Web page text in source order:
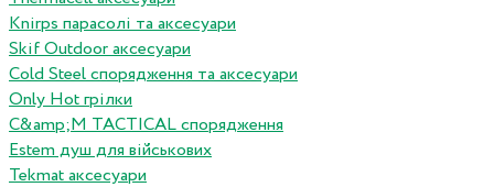
Knirps парасолі та аксесуари
Skif Outdoor аксесуари
Cold Steel спорядження та аксесуари
Only Hot грілки
C&amp;M TACTICAL спорядження
Estem душ для військових
Tekmat аксесуари